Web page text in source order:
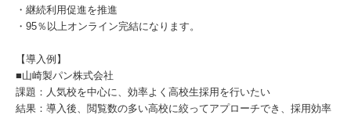
・継続利用促進を推進
・95％以上オンライン完結になります。
【導入例】
■山崎製パン株式会社
課題：人気校を中心に、効率よく高校生採用を行いたい
結果：導入後、閲覧数の多い高校に絞ってアプローチでき、採用効率